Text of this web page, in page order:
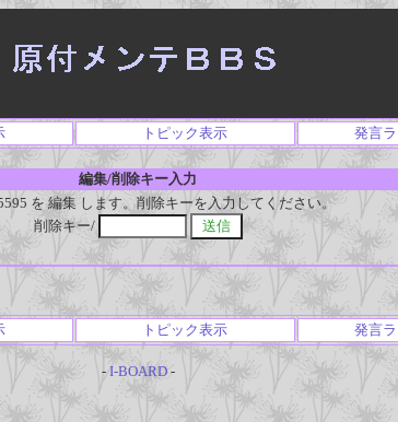
トピック表示 発言
編集/削除キー入力
を 編集 します。削除キーを入力してください。
削除キー/
トピック表示 発言
- I-BOARD-